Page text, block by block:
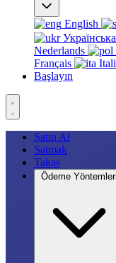
English
Українська
Nederlands
Français
Başlayın
Satın Al
Satmak
Takas
Ödeme Yöntemleri